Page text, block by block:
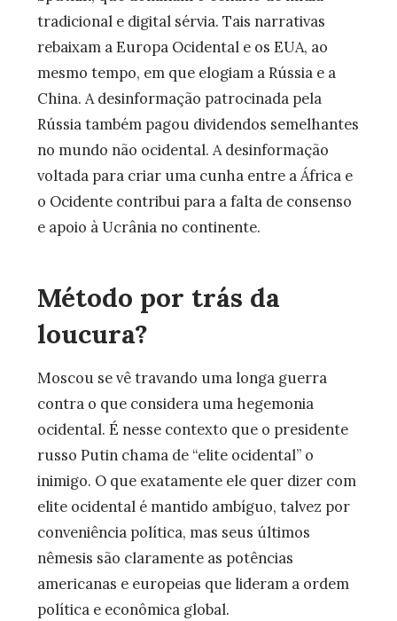
tradicional e digital sérvia. Tais narrativas
rebaixam a Europa Ocidental e os EUA, ao
mesmo tempo, em que elogiam a Rússia e a
China. A desinformação patrocinada pela
Rússia também pagou dividendos semelhantes
no mundo não ocidental. A desinformação
voltada para criar uma cunha entre a África e
o Ocidente contribui para a falta de consenso
e apoio à Ucrânia no continente.
Método por trás da
loucura?
Moscou se vê travando uma longa guerra
contra o que considera uma hegemonia
ocidental. É nesse contexto que o presidente
russo Putin chama de “elite ocidental” o
inimigo. O que exatamente ele quer dizer com
elite ocidental é mantido ambíguo, talvez por
conveniência política, mas seus últimos
nêmesis são claramente as potências
americanas e europeias que lideram a ordem
política e econômica global.